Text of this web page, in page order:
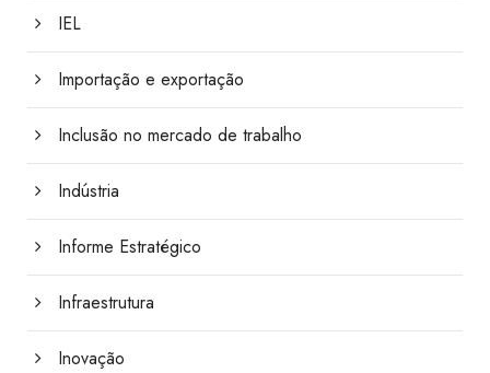
IEL
Importação e exportação
Inclusão no mercado de trabalho
Indústria
Informe Estratégico
Infraestrutura
Inovação